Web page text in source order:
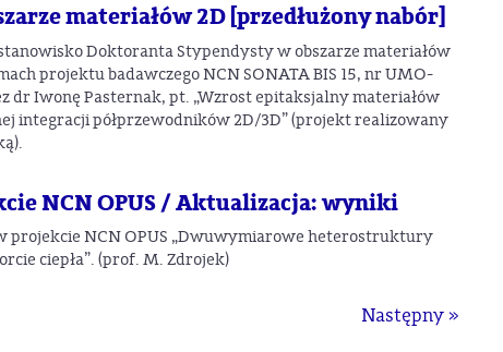
materiałów 2D [przedłużony nabór]
Doktoranta Stypendysty w obszarze materiałów
projektu badawczego NCN SONATA BIS 15, nr UMO-
dr Iwonę Pasternak, pt. „Wzrost epitaksjalny materiałów
integracji półprzewodników 2D/3D” (projekt realizowany
NCN OPUS / Aktualizacja: wyniki
NCN OPUS „Dwuwymiarowe heterostruktury
ciepła”. (prof. M. Zdrojek)
Następny »